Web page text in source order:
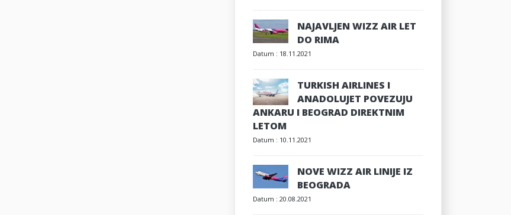
NAJAVLJEN WIZZ AIR LET
DO RIMA
Datum : 18.11.2021
TURKISH AIRLINES I
ANADOLUJET POVEZUJU
ANKARU I BEOGRAD DIREKTNIM
LETOM
Datum : 10.11.2021
NOVE WIZZ AIR LINIJE IZ
BEOGRADA
Datum : 20.08.2021